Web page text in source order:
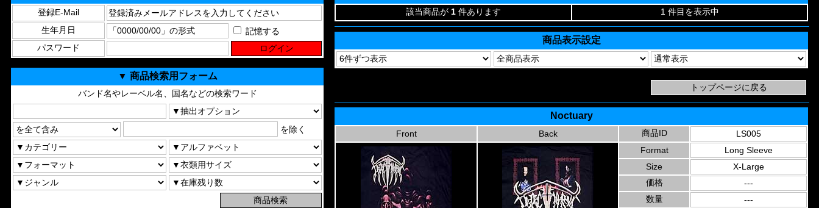
登録E-Mail
生年月日
記憶する
パスワード
▼ 商品検索用フォーム
バンド名やレーベル名、国名などの検索ワード
を除く
該当商品が 1 件あります 1 件目を表示中
商品表示設定
Noctuary
Front Back 商品ID
LS005
Format
Long Sleeve
Size
X-Large
価格
---
数量
---